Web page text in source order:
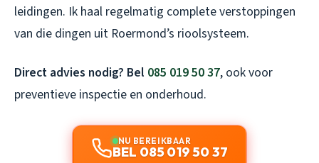
leidingen. Ik haal regelmatig complete verstoppingen
van die dingen uit Roermond’s rioolsysteem.
Direct advies nodig? Bel 085 019 50 37, ook voor
preventieve inspectie en onderhoud.
NU BEREIKBAAR
BEL 085 019 50 37